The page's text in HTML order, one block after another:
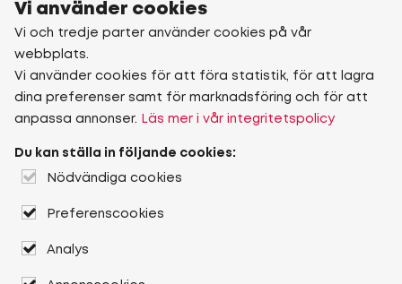
Vi använder cookies
Vi och tredje parter använder cookies på vår
webbplats.
Vi använder cookies för att föra statistik, för att lagra
dina preferenser samt för marknadsföring och för att
anpassa annonser.
Läs mer i vår integritetspolicy
Du kan ställa in följande cookies:
Nödvändiga cookies
Preferenscookies
Analys